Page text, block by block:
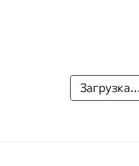
Загрузка...